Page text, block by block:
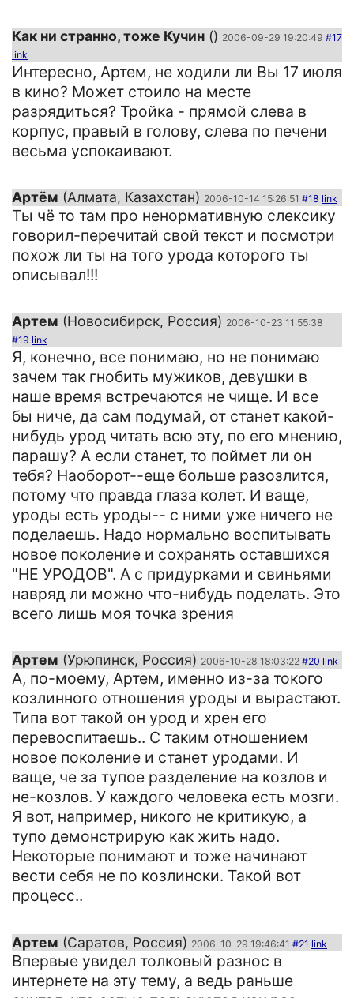
Как ни странно, тоже Кучин () 2006-09-29 19:20:49 #17
link
Интересно, Артем, не ходили ли Вы 17 июля
в кино? Может стоило на месте
разрядиться? Тройка - прямой слева в
корпус, правый в голову, слева по печени
весьма успокаивают.
Артём (Алмата, Казахстан) 2006-10-14 15:26:51 #18 link
Ты чё то там про ненормативную слексику
говорил-перечитай свой текст и посмотри
похож ли ты на того урода которого ты
описывал!!!
Артем (Новосибирск, Россия) 2006-10-23 11:55:38
#19 link
Я, конечно, все понимаю, но не понимаю
зачем так гнобить мужиков, девушки в
наше время встречаются не чище. И все
бы ниче, да сам подумай, от станет какой-
нибудь урод читать всю эту, по его мнению,
парашу? А если станет, то поймет ли он
тебя? Наоборот--еще больше разозлится,
потому что правда глаза колет. И ваще,
уроды есть уроды-- с ними уже ничего не
поделаешь. Надо нормально воспитывать
новое поколение и сохранять оставшихся
"НЕ УРОДОВ". А с придурками и свиньями
навряд ли можно что-нибудь поделать. Это
всего лишь моя точка зрения
Артем (Урюпинск, Россия) 2006-10-28 18:03:22 #20 link
А, по-моему, Артем, именно из-за токого
козлинного отношения уроды и вырастают.
Типа вот такой он урод и хрен его
перевоспитаешь.. С таким отношением
новое поколение и станет уродами. И
ваще, че за тупое разделение на козлов и
не-козлов. У каждого человека есть мозги.
Я вот, например, никого не критикую, а
тупо демонстрирую как жить надо.
Некоторые понимают и тоже начинают
вести себя не по козлински. Такой вот
процесс..
Артем (Саратов, Россия) 2006-10-29 19:46:41 #21 link
Впервые увидел толковый разнос в
интернете на эту тему, а ведь раньше